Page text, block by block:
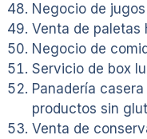
Negocio de
Venta de paletas
Negocio de
Servicio de box
Panadería
productos sin
Venta de